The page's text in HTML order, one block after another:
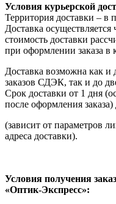
Условия курьерской
Территория доставки – в
Доставка
стоимость доставки
при оформлении заказа в
Доставка возможна как
заказов СДЭК, так и до
Срок доставки от 1 дня
после оформления
(зависит от параметров
адреса доставки).
Условия получения
«Оптик-Экспресс»: